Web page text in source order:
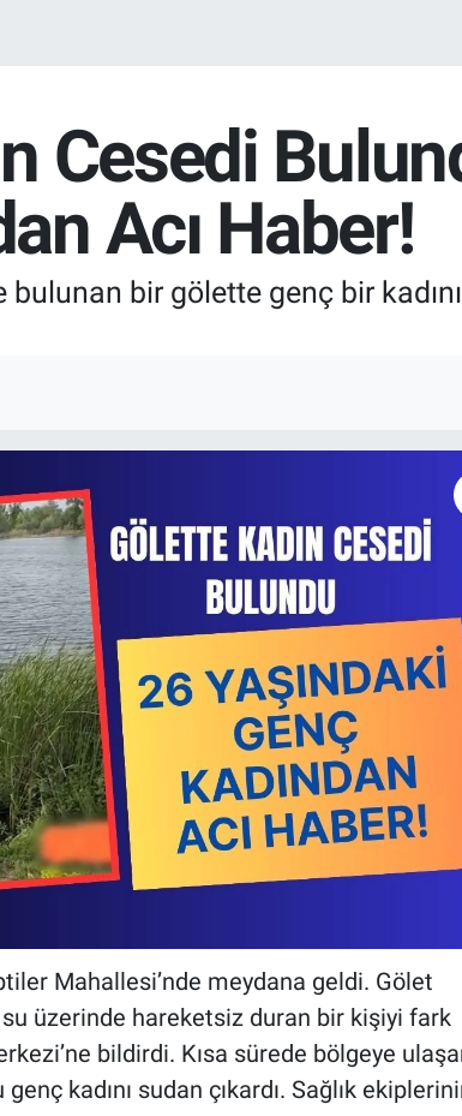
Cesedi
Acı Haber!
bulunan bir gölette genç bir
Mahallesi’nde meydana geldi. Gölet
üzerinde hareketsiz duran bir kişiyi fark
bildirdi. Kısa sürede bölgeye
kadını sudan çıkardı. Sağlık